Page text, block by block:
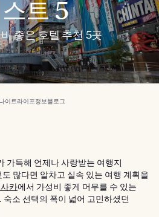
트 5
좋은 호텔 추천 5곳
나이트라이프정보블로그
가득해 언제나 사랑받는 여행지
많다면 알차고 실속 있는 여행 계획을
카에서 가성비 좋게 머무를 수 있는
소 선택의 폭이 넓어 고민하셨던